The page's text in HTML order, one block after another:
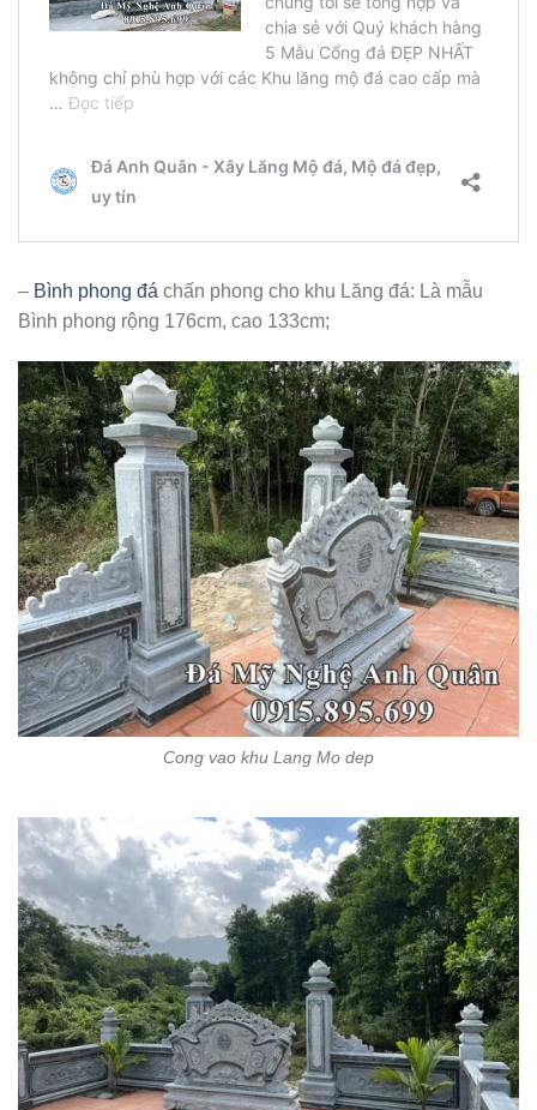
– Bình phong đá chấn phong cho khu Lăng đá: Là mẫu
Bình phong rộng 176cm, cao 133cm;
Cong vao khu Lang Mo dep